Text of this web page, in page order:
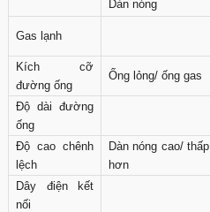
Dàn nóng
Gas lạnh
Kích cỡ
đường ống
Ống lỏng/ ống gas
Độ dài đường
ống
Độ cao chênh
lệch
Dàn nóng cao/ thấp
hơn
Dây điện kết
nối